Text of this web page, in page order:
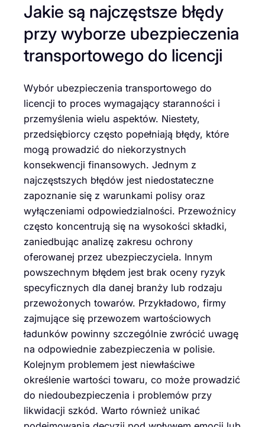
Jakie są najczęstsze błędy
przy wyborze ubezpieczenia
transportowego do licencji
Wybór ubezpieczenia transportowego do
licencji to proces wymagający staranności i
przemyślenia wielu aspektów. Niestety,
przedsiębiorcy często popełniają błędy, które
mogą prowadzić do niekorzystnych
konsekwencji finansowych. Jednym z
najczęstszych błędów jest niedostateczne
zapoznanie się z warunkami polisy oraz
wyłączeniami odpowiedzialności. Przewoźnicy
często koncentrują się na wysokości składki,
zaniedbując analizę zakresu ochrony
oferowanej przez ubezpieczyciela. Innym
powszechnym błędem jest brak oceny ryzyk
specyficznych dla danej branży lub rodzaju
przewożonych towarów. Przykładowo, firmy
zajmujące się przewozem wartościowych
ładunków powinny szczególnie zwrócić uwagę
na odpowiednie zabezpieczenia w polisie.
Kolejnym problemem jest niewłaściwe
określenie wartości towaru, co może prowadzić
do niedoubezpieczenia i problemów przy
likwidacji szkód. Warto również unikać